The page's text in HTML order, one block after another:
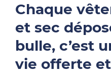
Chaque
et sec
bulle, c’est
vie offerte